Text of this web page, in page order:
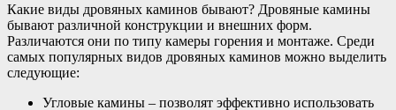
Какие виды дровяных каминов бывают? Дровяные камины
бывают различной конструкции и внешних форм.
Различаются они по типу камеры горения и монтаже. Среди
самых популярных видов дровяных каминов можно выделить
следующие:
Угловые камины – позволят эффективно использовать